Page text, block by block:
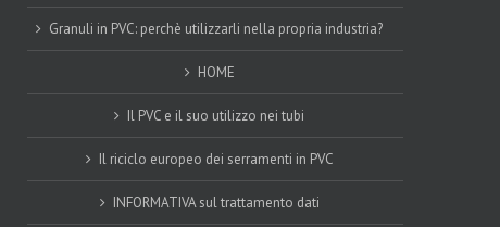
Granuli in PVC: perchè utilizzarli nella propria industria?
HOME
Il PVC e il suo utilizzo nei tubi
Il riciclo europeo dei serramenti in PVC
INFORMATIVA sul trattamento dati